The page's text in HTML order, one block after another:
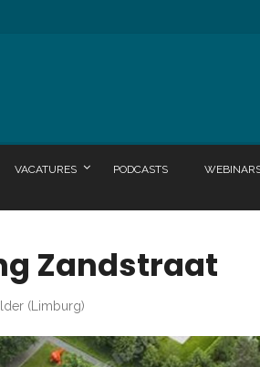
VACATURES PODCASTS
Zandstraat
(Limburg)